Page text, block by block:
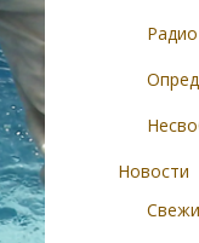
Новости